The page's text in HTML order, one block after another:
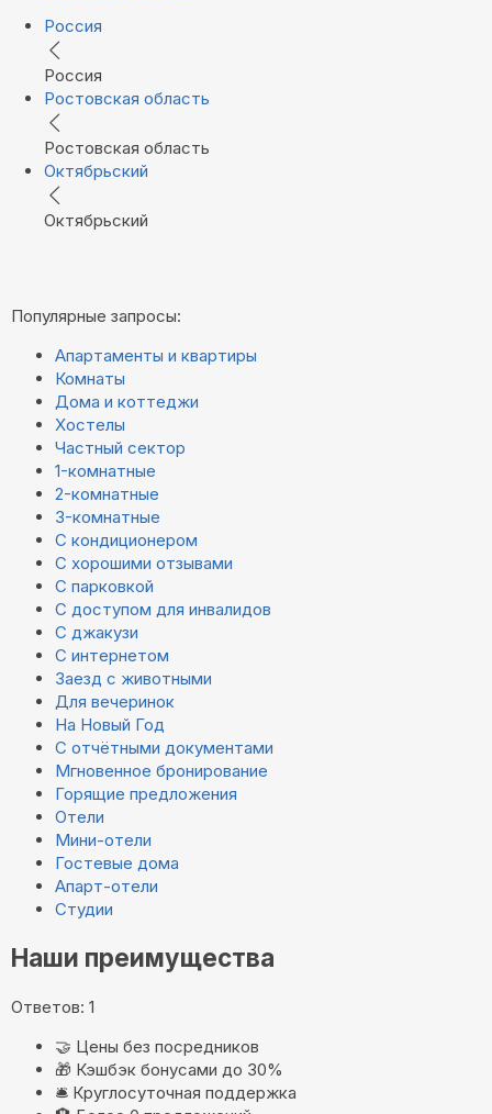
Россия
Россия
Ростовская область
Ростовская область
Октябрьский
Октябрьский
Популярные запросы:
Апартаменты и квартиры
Комнаты
Дома и коттеджи
Хостелы
Частный сектор
1-комнатные
2-комнатные
3-комнатные
С кондиционером
С хорошими отзывами
С парковкой
С доступом для инвалидов
С джакузи
С интернетом
Заезд с животными
Для вечеринок
На Новый Год
С отчётными документами
Мгновенное бронирование
Горящие предложения
Отели
Мини-отели
Гостевые дома
Апарт-отели
Студии
Наши преимущества
Ответов: 1
🤝 Цены без посредников
🎁 Кэшбэк бонусами до 30%
🛎️ Круглосуточная поддержка